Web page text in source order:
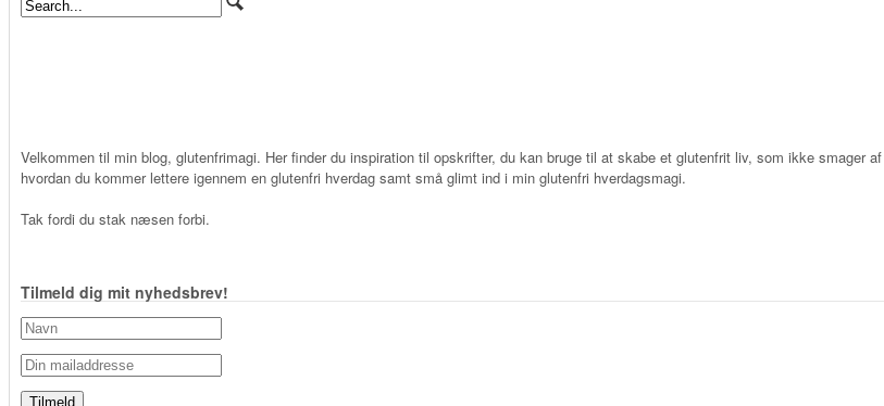
Velkommen til min blog, glutenfrimagi. Her finder du inspiration til opskrifter, du kan bruge til at skabe et glutenfrit liv, som ikke smager
hvordan du kommer lettere igennem en glutenfri hverdag samt små glimt ind i min glutenfri hverdagsmagi.
Tak fordi du stak næsen forbi.
Tilmeld dig mit nyhedsbrev!